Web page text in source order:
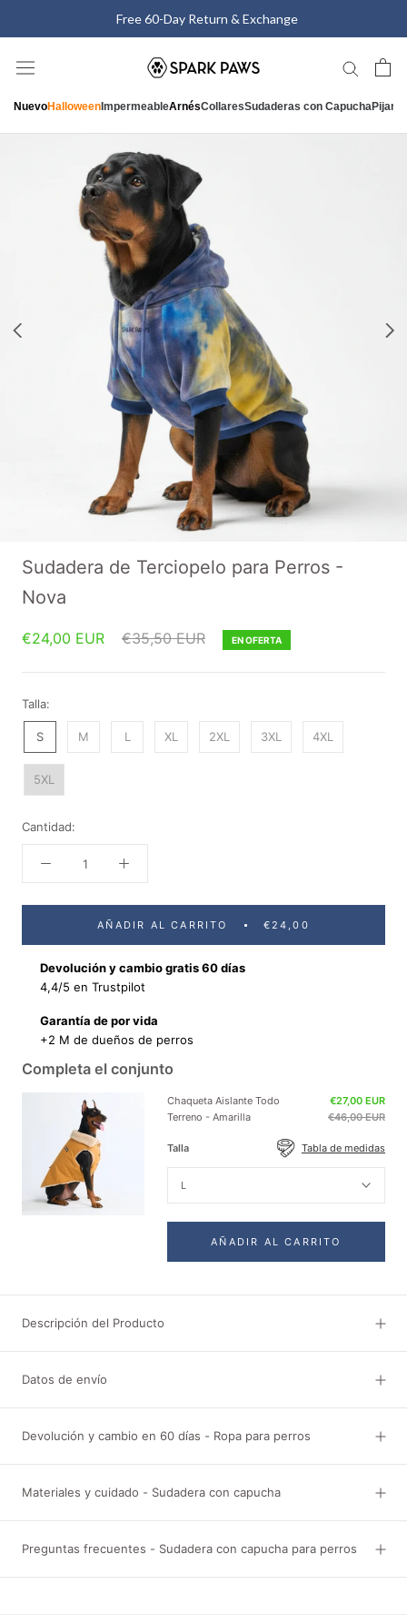
Free 60-Day Return & Exchange
NuevoHalloween ImpermeableArnésCollaresSudaderas con Capucha
Sudadera de Terciopelo para Perros -
Nova
€24,00 EUR €35,50 EUR EN OFERTA
Talla:
S M L XL 2XL 3XL 4XL
5XL
Cantidad:
AÑADIR AL CARRITO €24,00
Devolución y cambio gratis 60 días
4,4/5 en Trustpilot
Garantía de por vida
+2 M de dueños de perros
Completa el conjunto
Chaqueta Aislante Todo
Terreno - Amarilla
€27,00 EUR
€46,00 EUR
Talla Tabla de medidas
L
AÑADIR AL CARRITO
Descripción del Producto
Datos de envío
Devolución y cambio en 60 días - Ropa para perros
Materiales y cuidado - Sudadera con capucha
Preguntas frecuentes - Sudadera con capucha para perros